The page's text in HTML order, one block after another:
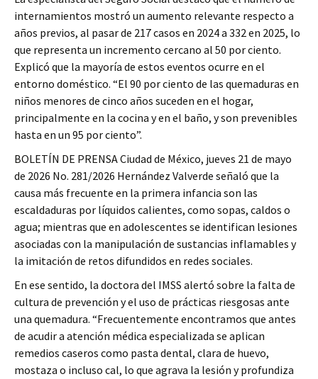
internamientos mostró un aumento relevante respecto a
años previos, al pasar de 217 casos en 2024 a 332 en 2025, lo
que representa un incremento cercano al 50 por ciento.
Explicó que la mayoría de estos eventos ocurre en el
entorno doméstico. “El 90 por ciento de las quemaduras en
niños menores de cinco años suceden en el hogar,
principalmente en la cocina y en el baño, y son prevenibles
hasta en un 95 por ciento”.
BOLETÍN DE PRENSA Ciudad de México, jueves 21 de mayo
de 2026 No. 281/2026 Hernández Valverde señaló que la
causa más frecuente en la primera infancia son las
escaldaduras por líquidos calientes, como sopas, caldos o
agua; mientras que en adolescentes se identifican lesiones
asociadas con la manipulación de sustancias inflamables y
la imitación de retos difundidos en redes sociales.
En ese sentido, la doctora del IMSS alertó sobre la falta de
cultura de prevención y el uso de prácticas riesgosas ante
una quemadura. “Frecuentemente encontramos que antes
de acudir a atención médica especializada se aplican
remedios caseros como pasta dental, clara de huevo,
mostaza o incluso cal, lo que agrava la lesión y profundiza